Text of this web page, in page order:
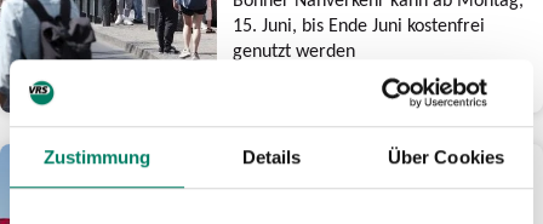
Zustimmung Details Über Cookies
15. Juni, bis Ende Juni kostenfrei
genutzt werden
03.06.2026